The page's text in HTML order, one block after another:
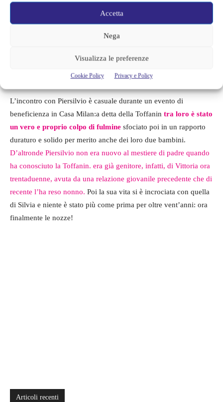
Accetta
Nega
Visualizza le preferenze
Cookie Policy Privacy e Policy
giovane ragazza di Cartigliano vicino Bassano del Grappa in
provincia di Vicenza, che dopo essersi trasferita aMilano inizia
a coltivare l’ambizione dello spettacolo.
Gerry Scotti Passaparola dove fa la conoscenza di una delle
sue amiche più care ossia Ilary Blasi.
L’incontro con Piersilvio è casuale durante un evento di
beneficienza in Casa Milan:a detta della Toffanin tra loro è stato
un vero e proprio colpo di fulmine sfociato poi in un rapporto
duraturo e solido per merito anche dei loro due bambini.
D’altronde Piersilvio non era nuovo al mestiere di padre quando
ha conosciuto la Toffanin. era già genitore, infatti, di Vittoria ora
trentaduenne, avuta da una relazione giovanile precedente che di
recente l’ha reso nonno. Poi la sua vita si è incrociata con quella
di Silvia e niente è stato più come prima per oltre vent’anni: ora
finalmente le nozze!
Articoli recenti